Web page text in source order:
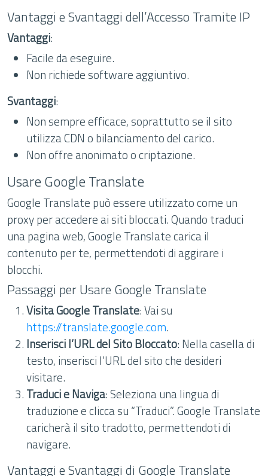
Vantaggi e Svantaggi dell’Accesso Tramite IP
Vantaggi:
Facile da eseguire.
Non richiede software aggiuntivo.
Svantaggi:
Non sempre efficace, soprattutto se il sito
utilizza CDN o bilanciamento del carico.
Non offre anonimato o criptazione.
Usare Google Translate
Google Translate può essere utilizzato come un
proxy per accedere ai siti bloccati. Quando traduci
una pagina web, Google Translate carica il
contenuto per te, permettendoti di aggirare i
blocchi.
Passaggi per Usare Google Translate
Visita Google Translate: Vai su
https://translate.google.com.
Inserisci l’URL del Sito Bloccato: Nella casella di
testo, inserisci l’URL del sito che desideri
visitare.
Traduci e Naviga: Seleziona una lingua di
traduzione e clicca su “Traduci”. Google Translate
caricherà il sito tradotto, permettendoti di
navigare.
Vantaggi e Svantaggi di Google Translate